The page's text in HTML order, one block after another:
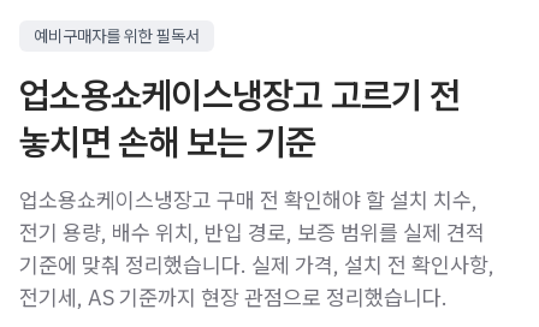
예비구매자를 위한 필독서
업소용쇼케이스냉장고 고르기 전
놓치면 손해 보는 기준
업소용쇼케이스냉장고 구매 전 확인해야 할 설치 치수,
전기 용량, 배수 위치, 반입 경로, 보증 범위를 실제 견적
기준에 맞춰 정리했습니다. 실제 가격, 설치 전 확인사항,
전기세, AS 기준까지 현장 관점으로 정리했습니다.